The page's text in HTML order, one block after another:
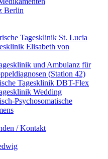
Berlin
Tagesklinik St. Lucia
Elisabeth von
und Ambulanz für
(Station 42)
Tagesklinik DBT-Flex
Wedding
Psychosomatische
/ Kontakt